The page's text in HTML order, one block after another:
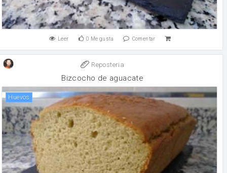
Leer 0 Me gusta Comentar
Reposteria
Bizcocho de aguacate
huevos